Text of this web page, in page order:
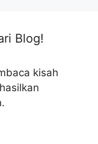
Blog!
kisah